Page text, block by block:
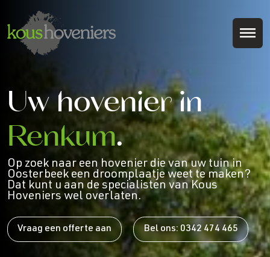
Uw hovenier in
Renkum.
Op zoek naar een hovenier die van uw tuin in
Oosterbeek een droomplaatje weet te maken?
Dat kunt u aan de specialisten van Kous
Hoveniers wel overlaten.
Vraag een offerte aan Bel ons: 0342 474 465